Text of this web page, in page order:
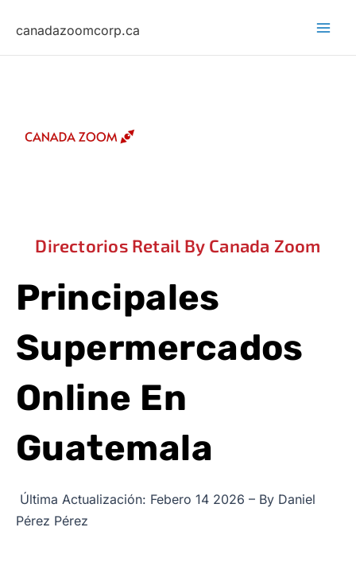
content
canadazoomcorp.ca
Directorios Retail By Canada Zoom
Principales
Supermercados
Online En
Guatemala
Última Actualización: Febero 14 2026 – By Daniel
Pérez Pérez